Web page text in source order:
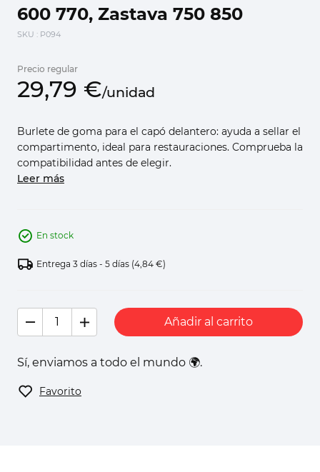
600 770, Zastava 750 850
SKU : P094
Precio regular
29,79 €/unidad
Burlete de goma para el capó delantero: ayuda a sellar el
compartimento, ideal para restauraciones. Comprueba la
compatibilidad antes de elegir.
Leer más
En stock
Entrega 3 días - 5 días (4,84 €)
Añadir al carrito
Sí, enviamos a todo el mundo 🌍.
Favorito